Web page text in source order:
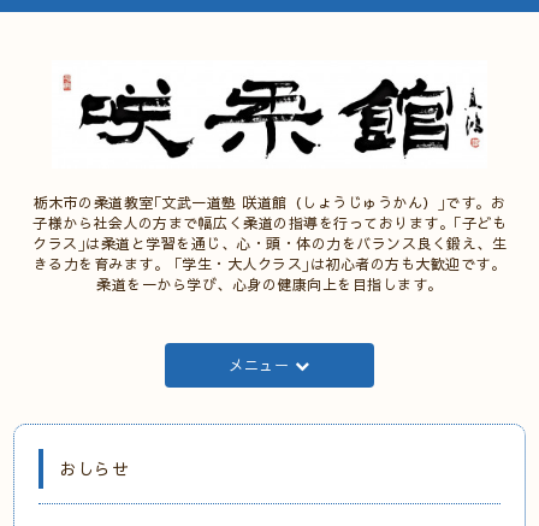
栃木市の柔道教室｢文武一道塾 咲道館（しょうじゅうかん）｣です。お
子様から社会人の方まで幅広く柔道の指導を行っております。｢子ども
クラス｣は柔道と学習を通じ、心・頭・体の力をバランス良く鍛え、生
きる力を育みます。 ｢学生・大人クラス｣は初心者の方も大歓迎です。
柔道を一から学び、心身の健康向上を目指します。
メニュー
おしらせ